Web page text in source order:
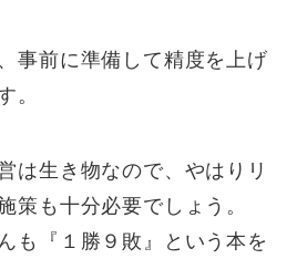
事前に準備して精度を上げ
。
は生き物なので、やはりリ
策も十分必要でしょう。
も『１勝９敗』という本を